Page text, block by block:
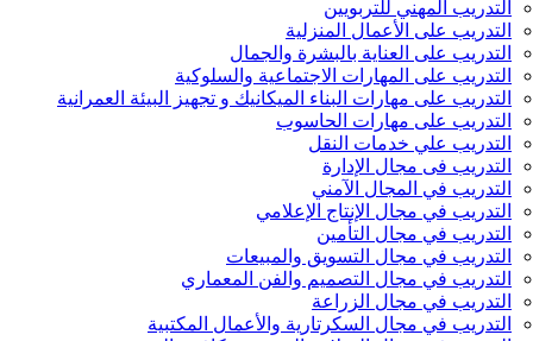
التدريب المهني للتربويين
التدريب على الأعمال المنزلية
التدريب على العناية بالبشرة والجمال
التدريب على المهارات الاجتماعية والسلوكية
التدريب على مهارات البناء الميكانيك و تجهيز البيئة العمرانية
التدريب على مهارات الحاسوب
التدريب علي خدمات النقل
التدريب فى مجال الإدارة
التدريب في المجال الآمني
التدريب في مجال الإنتاج الإعلامي
التدريب في مجال التأمين
التدريب في مجال التسويق والمبيعات
التدريب في مجال التصميم والفن المعماري
التدريب في مجال الزراعة
التدريب في مجال السكرتارية والأعمال المكتبية